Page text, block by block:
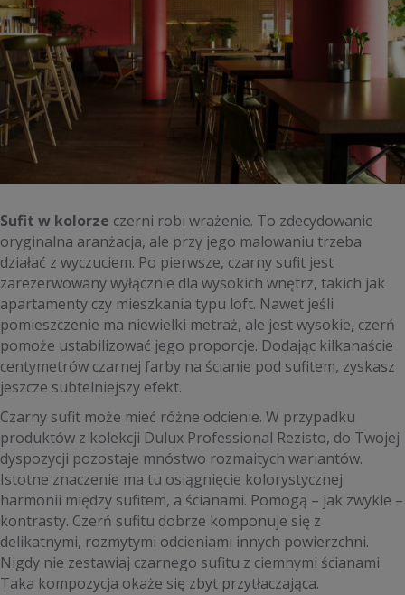
Sufit w kolorze czerni robi wrażenie. To zdecydowanie
oryginalna aranżacja, ale przy jego malowaniu trzeba
działać z wyczuciem. Po pierwsze, czarny sufit jest
zarezerwowany wyłącznie dla wysokich wnętrz, takich jak
apartamenty czy mieszkania typu loft. Nawet jeśli
pomieszczenie ma niewielki metraż, ale jest wysokie, czerń
pomoże ustabilizować jego proporcje. Dodając kilkanaście
centymetrów czarnej farby na ścianie pod sufitem, zyskasz
jeszcze subtelniejszy efekt.
Czarny sufit może mieć różne odcienie. W przypadku
produktów z kolekcji Dulux Professional Rezisto, do Twojej
dyspozycji pozostaje mnóstwo rozmaitych wariantów.
Istotne znaczenie ma tu osiągnięcie kolorystycznej
harmonii między sufitem, a ścianami. Pomogą – jak zwykle –
kontrasty. Czerń sufitu dobrze komponuje się z
delikatnymi, rozmytymi odcieniami innych powierzchni.
Nigdy nie zestawiaj czarnego sufitu z ciemnymi ścianami.
Taka kompozycja okaże się zbyt przytłaczająca.